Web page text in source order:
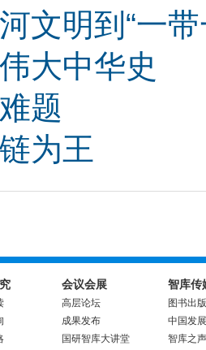
文明到“一
大中华史
题
为王
会议会展
高层论坛
成果发布
国研智库大讲堂
智库传
图书出版
中国发
智库之声